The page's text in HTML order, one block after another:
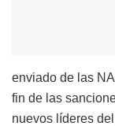
enviado de las
fin de las
nuevos líderes